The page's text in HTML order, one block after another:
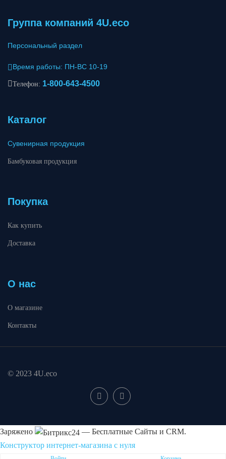
Группа компаний 4U.eco
Персональный раздел
Время работы: ПН-ВС 10-19
Телефон: 1-800-643-4500
Каталог
Сувенирная продукция
Бамбуковая продукция
Покупка
Как купить
Доставка
О нас
О магазине
Контакты
© 2023 4U.eco
Заряжено
— Бесплатные Сайты и CRM.
Конструктор интернет-магазина с нуля